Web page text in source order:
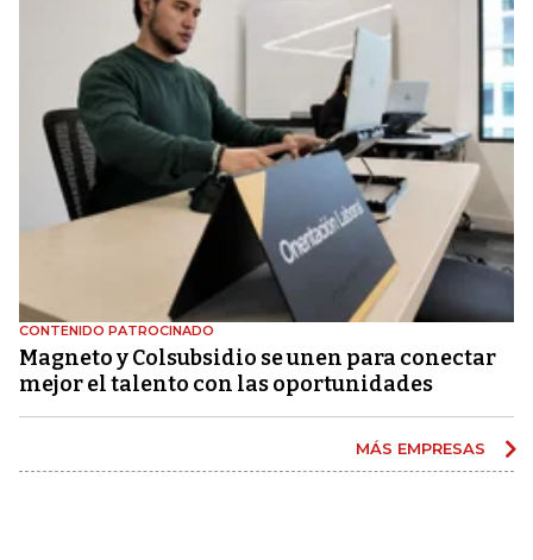
CONTENIDO PATROCINADO
Magneto y Colsubsidio se unen para conectar
mejor el talento con las oportunidades
MÁS EMPRESAS